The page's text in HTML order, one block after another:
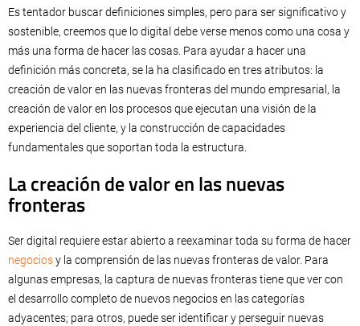
Es tentador buscar definiciones simples, pero para ser significativo y
sostenible, creemos que lo digital debe verse menos como una cosa y
más una forma de hacer las cosas. Para ayudar a hacer una
definición más concreta, se la ha clasificado en tres atributos: la
creación de valor en las nuevas fronteras del mundo empresarial, la
creación de valor en los procesos que ejecutan una visión de la
experiencia del cliente, y la construcción de capacidades
fundamentales que soportan toda la estructura.
La creación de valor en las nuevas
fronteras
Ser digital requiere estar abierto a reexaminar toda su forma de hacer
negociosy la comprensión de las nuevas fronteras de valor. Para
algunas empresas, la captura de nuevas fronteras tiene que ver con
el desarrollo completo de nuevos negocios en las categorías
adyacentes; para otros, puede ser identificar y perseguir nuevas